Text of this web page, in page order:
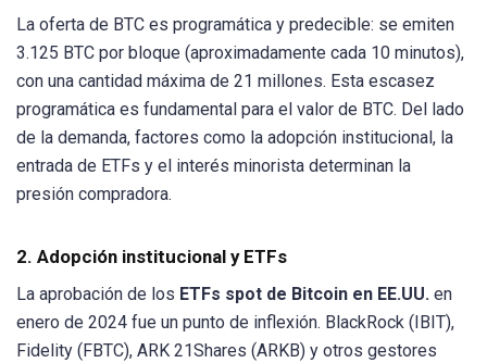
La oferta de BTC es programática y predecible: se emiten
3.125 BTC por bloque (aproximadamente cada 10 minutos),
con una cantidad máxima de 21 millones. Esta escasez
programática es fundamental para el valor de BTC. Del lado
de la demanda, factores como la adopción institucional, la
entrada de ETFs y el interés minorista determinan la
presión compradora.
2. Adopción institucional y ETFs
La aprobación de los ETFs spot de Bitcoin en EE.UU. en
enero de 2024 fue un punto de inflexión. BlackRock (IBIT),
Fidelity (FBTC), ARK 21Shares (ARKB) y otros gestores